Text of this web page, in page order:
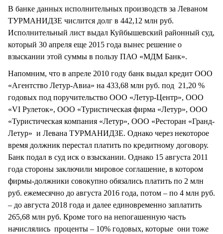
В банке данных исполнительных производств за Леваном
ТУРМАНИДЗЕ числится долг в 442,12 млн руб.
Исполнительный лист выдал Куйбышевский районный суд,
который 30 апреля еще 2015 года вынес решение о
взыскании этой суммы в пользу ПАО «МДМ Банк».
Напомним, что в апреле 2010 году банк выдал кредит ООО
«Агентство Летур-Авиа» на 433,68 млн руб. под 21,20 %
годовых под поручительство ООО «Летур-Центр», ООО
«VI Рулеток», ООО «Туристическая фирма «Летур», ООО
«Туристическая компания «Летур», ООО «Ресторан «Гранд-
Летур» и Левана ТУРМАНИДЗЕ. Однако через некоторое
время должник перестал платить по кредитному договору.
Банк подал в суд иск о взыскании. Однако 15 августа 2011
года стороны заключили мировое соглашение, в котором
фирмы-должники совокупно обязались платить по 2 млн
руб. ежемесячно до августа 2016 года, потом – по 4 млн руб.
– до августа 2018 года и далее единовременно заплатить
265,68 млн руб. Кроме того на непогашенную часть
начислялись проценты – 10% годовых, которые они тоже